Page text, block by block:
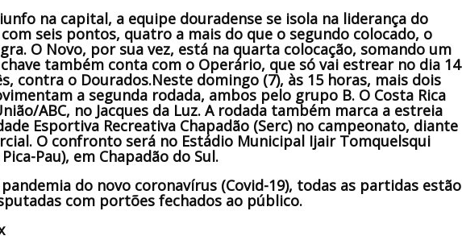
na capital, a equipe douradense se isola na liderança do
seis pontos, quatro a mais do que o segundo colocado, o
O Novo, por sua vez, está na quarta colocação, somando um
também conta com o Operário, que só vai estrear no dia 14
contra o Dourados.Neste domingo (7), às 15 horas, mais dois
a segunda rodada, ambos pelo grupo B. O Costa Rica
ABC, no Jacques da Luz. A rodada também marca a estreia
Esportiva Recreativa Chapadão (Serc) no campeonato, diante
O confronto será no Estádio Municipal Ijair Tomquelsqui
Pau), em Chapadão do Sul.
pandemia do novo coronavírus (Covid-19), todas as partidas estão
com portões fechados ao público.